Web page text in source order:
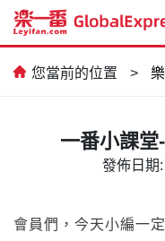
您當前的位置 >
一番小課
發佈日期
會員們，今天小編一